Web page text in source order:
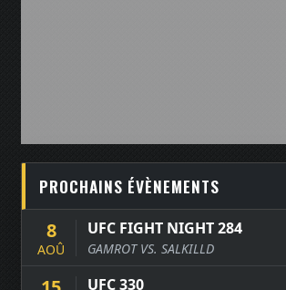
PROCHAINS ÉVÈNEMENTS
8
AOÛ
UFC FIGHT NIGHT 284
GAMROT VS. SALKILLD
UFC 330